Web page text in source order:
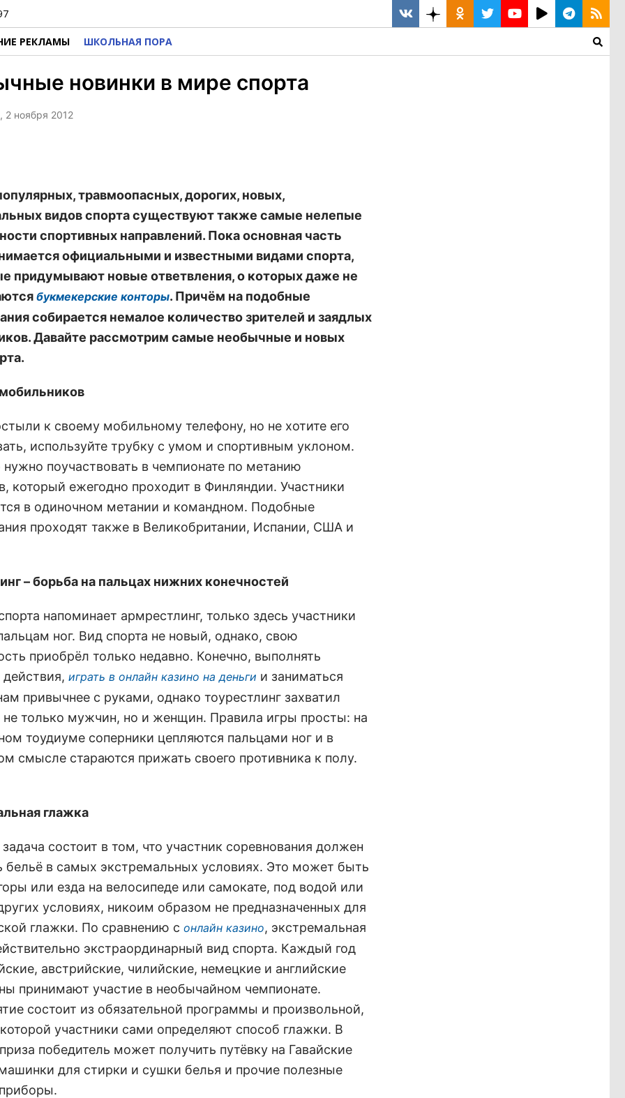
РЕКЛАМЫ ШКОЛЬНАЯ ПОРА
новинки в мире спорта
2 ноября 2012
травмоопасных, дорогих, новых,
видов спорта существуют также самые нелепые
спортивных направлений. Пока основная часть
официальными и известными видами спорта,
придумывают новые ответвления, о которых даже не
букмекерские конторы. Причём на подобные
собирается немалое количество зрителей и заядлых
Давайте рассмотрим самые необычные и новых
к своему мобильному телефону, но не хотите его
используйте трубку с умом и спортивным уклоном.
нужно поучаствовать в чемпионате по метанию
который ежегодно проходит в Финляндии. Участники
в одиночном метании и командном. Подобные
проходят также в Великобритании, Испании, США и
– борьба на пальцах нижних конечностей
напоминает армрестлинг, только здесь участники
ног. Вид спорта не новый, однако, свою
приобрёл только недавно. Конечно, выполнять
играть в онлайн казино на деньги и заниматься
привычнее с руками, однако тоурестлинг захватил
не только мужчин, но и женщин. Правила игры просты: на
тоудиуме соперники цепляются пальцами ног и в
смысле стараются прижать своего противника к полу.
глажка
состоит в том, что участник соревнования должен
бельё в самых экстремальных условиях. Это может быть
или езда на велосипеде или самокате, под водой или
условиях, никоим образом не предназначенных для
глажки. По сравнению с онлайн казино, экстремальная
экстраординарный вид спорта. Каждый год
австрийские, чилийские, немецкие и английские
принимают участие в необычайном чемпионате.
состоит из обязательной программы и произвольной,
участники сами определяют способ глажки. В
победитель может получить путёвку на Гавайские
для стирки и сушки белья и прочие полезные